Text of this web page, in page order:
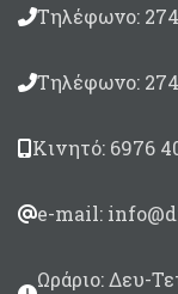
Τηλέφωνο:
Τηλέφωνο:
Κινητό: 6976
e-mail:
Ωράριο: Δευ-